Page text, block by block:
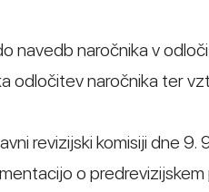
navedb naročnika v
odločitev naročnika ter
revizijski komisiji dne
o